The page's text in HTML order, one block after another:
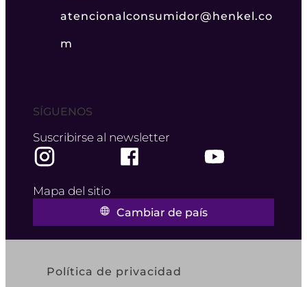
atencionalconsumidor@henkel.co
m
SÍGUENOS
Suscribirse al newsletter
Mapa del sitio
Cambiar de país
Política de privacidad